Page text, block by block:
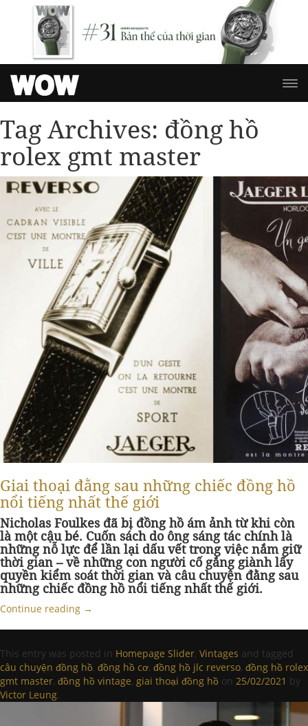
Tag Archives: đồng hồ
rolex gmt master
Giai thoại đằng sau những chiếc đồng hồ
nổi tiếng nhất thế giới
Nicholas Foulkes đã bị đồng hồ ám ảnh từ khi còn
là một cậu bé. Cuốn sách do ông sáng tác chính là
những nỗ lực để lần lại dấu vết trong việc nắm giữ
thời gian – về những con người cố gắng giành lấy
quyền kiểm soát thời gian và câu chuyện đằng sau
những chiếc đồng hồ nổi tiếng nhất thế giới.
Continue reading →
This entry was posted in Homepage Slider, Vintages and tagged
câu chuyện đồng hồ, đồng hồ cơ, đồng hồ jlc reverso, đồng hồ rolex
gmt master, đồng hồ vintage, giai thoại đồng hồ on 25/02/2021 by
Victor Leung.